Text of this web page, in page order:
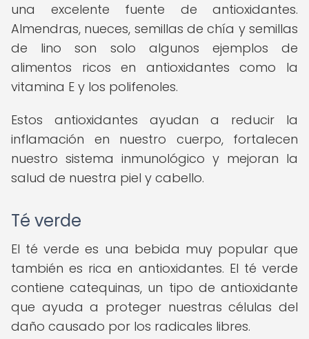
una excelente fuente de antioxidantes.
Almendras, nueces, semillas de chía y semillas
de lino son solo algunos ejemplos de
alimentos ricos en antioxidantes como la
vitamina E y los polifenoles.
Estos antioxidantes ayudan a reducir la
inflamación en nuestro cuerpo, fortalecen
nuestro sistema inmunológico y mejoran la
salud de nuestra piel y cabello.
Té verde
El té verde es una bebida muy popular que
también es rica en antioxidantes. El té verde
contiene catequinas, un tipo de antioxidante
que ayuda a proteger nuestras células del
daño causado por los radicales libres.